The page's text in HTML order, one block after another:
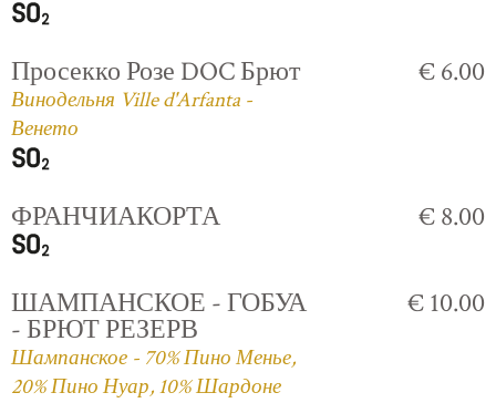
Просекко Розе DOC Брют
Винодельня Ville d'Arfanta -
Венето
€ 6.00
ФРАНЧИАКОРТА € 8.00
ШАМПАНСКОЕ - ГОБУА
- БРЮТ РЕЗЕРВ
Шампанское - 70% Пино Менье,
20% Пино Нуар, 10% Шардоне
€ 10.00